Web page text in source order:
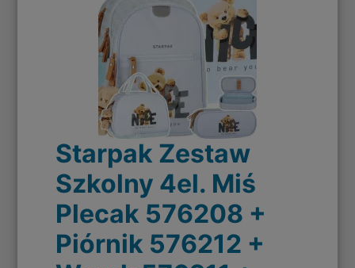
Starpak Zestaw
Szkolny 4el. Miś
Plecak 576208 +
Piórnik 576212 +